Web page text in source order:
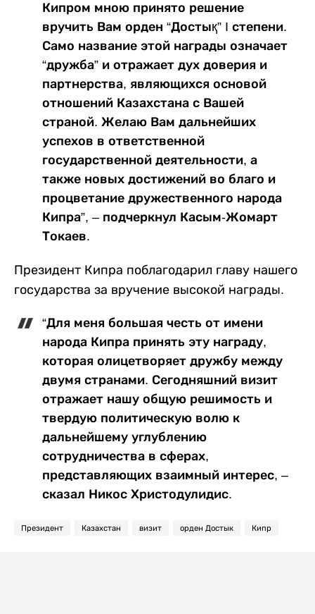
Кипром мною принято решение
вручить Вам орден “Достық” I степени.
Само название этой награды означает
“дружба” и отражает дух доверия и
партнерства, являющихся основой
отношений Казахстана с Вашей
страной. Желаю Вам дальнейших
успехов в ответственной
государственной деятельности, а
также новых достижений во благо и
процветание дружественного народа
Кипра”, – подчеркнул Касым-Жомарт
Токаев.
Президент Кипра поблагодарил главу нашего
государства за вручение высокой награды.
“Для меня большая честь от имени
народа Кипра принять эту награду,
которая олицетворяет дружбу между
двумя странами. Сегодняшний визит
отражает нашу общую решимость и
твердую политическую волю к
дальнейшему углублению
сотрудничества в сферах,
представляющих взаимный интерес, –
сказал Никос Христодулидис.
Президент Казахстан визит орден Достык Кипр